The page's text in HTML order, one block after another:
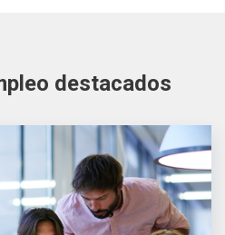
destacados